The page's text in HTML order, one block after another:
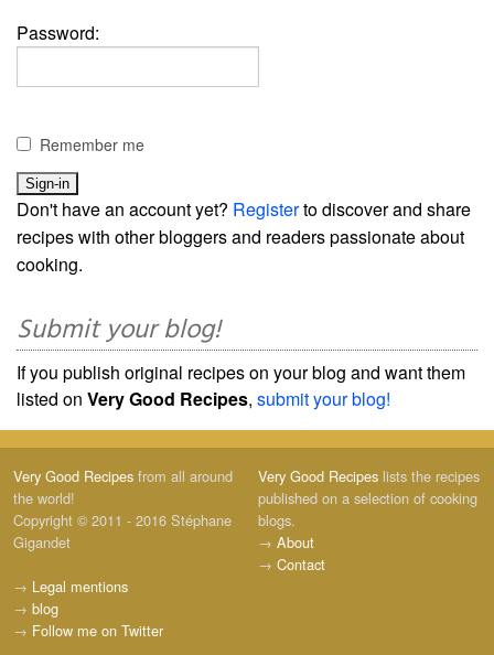
Password:
Remember me
Don't have an account yet? Registerto discover and share
recipes with other bloggers and readers passionate about
cooking.
Submit your blog!
If you publish original recipes on your blog and want them
listed on Very Good Recipes, submit your blog!
Very Good Recipes from all around
the world!
Copyright © 2011 - 2016 Stéphane
Gigandet
→ Legal mentions
→ blog
→ Follow me on Twitter
Very Good Recipes lists the recipes
published on a selection of cooking
blogs.
→ About
→ Contact